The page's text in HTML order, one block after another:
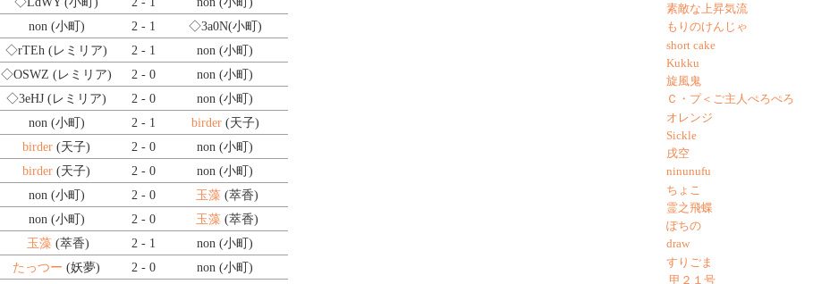
non (小町) 2 - 1 ◇3a0N(小町)
◇rTEh (レミリア) 2 - 1 non (小町)
◇OSWZ (レミリア) 2 - 0 non (小町)
◇3eHJ (レミリア) 2 - 0 non (小町)
non (小町) 2 - 1 birder(天子)
birder (天子) 2 - 0 non (小町)
birder (天子) 2 - 0 non (小町)
non (小町) 2 - 0 玉藻(萃香)
non (小町) 2 - 0 玉藻(萃香)
玉藻 (萃香) 2 - 1 non (小町)
たっつー (妖夢) 2 - 0 non (小町)
素敵な上昇気流
もりのけんじゃ
short cake
Kukku
旋風鬼
Ｃ・プ＜ご主人ぺろぺろ
オレンジ
Sickle
戌空
ninunufu
ちょこ
霊之飛蝶
ぽちの
draw
すりごま
甲２１号